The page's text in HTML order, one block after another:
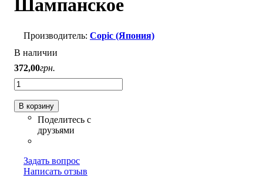
Шампанское
Copic (Япония)
В наличии
372,00грн.
В корзину
Задать вопрос
Написать отзыв